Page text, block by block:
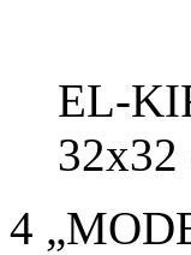
EL-
32x32
4